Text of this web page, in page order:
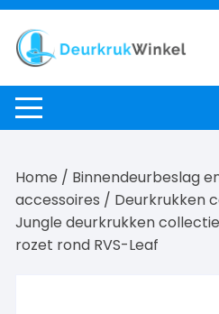
Ga
naar
inhoud
Home / Binnendeurbeslag
accessoires / Deurkrukken
Jungle deurkrukken collectie
rozet rond RVS-Leaf